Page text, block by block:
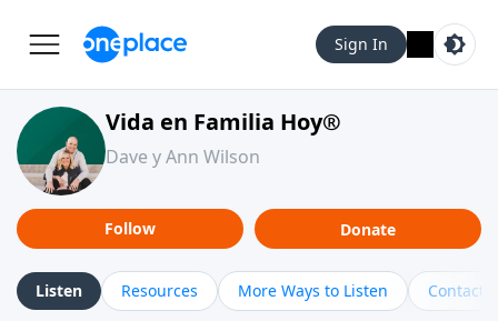
Sign In
Vida en Familia Hoy®
Dave y Ann Wilson
Follow Donate
Listen Resources More Ways to Listen Contact